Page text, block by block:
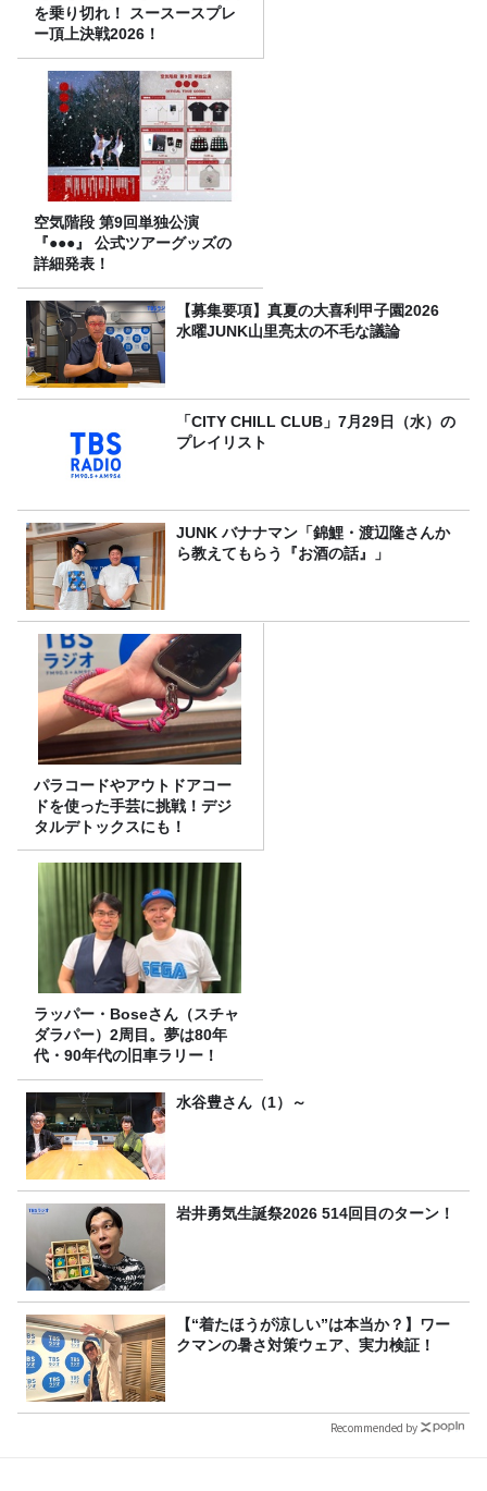
を乗り切れ！ スースースプレ
ー頂上決戦2026！
空気階段 第9回単独公演
『●●●』 公式ツアーグッズの
詳細発表！
【募集要項】真夏の大喜利甲子園2026
水曜JUNK山里亮太の不毛な議論
「CITY CHILL CLUB」7月29日（水）の
プレイリスト
JUNK バナナマン「錦鯉・渡辺隆さんか
ら教えてもらう『お酒の話』」
パラコードやアウトドアコー
ドを使った手芸に挑戦！デジ
タルデトックスにも！
ラッパー・Boseさん（スチャ
ダラパー）2周目。夢は80年
代・90年代の旧車ラリー！
水谷豊さん（1）～
岩井勇気生誕祭2026 514回目のターン！
【“着たほうが涼しい”は本当か？】ワー
クマンの暑さ対策ウェア、実力検証！
Recommended by